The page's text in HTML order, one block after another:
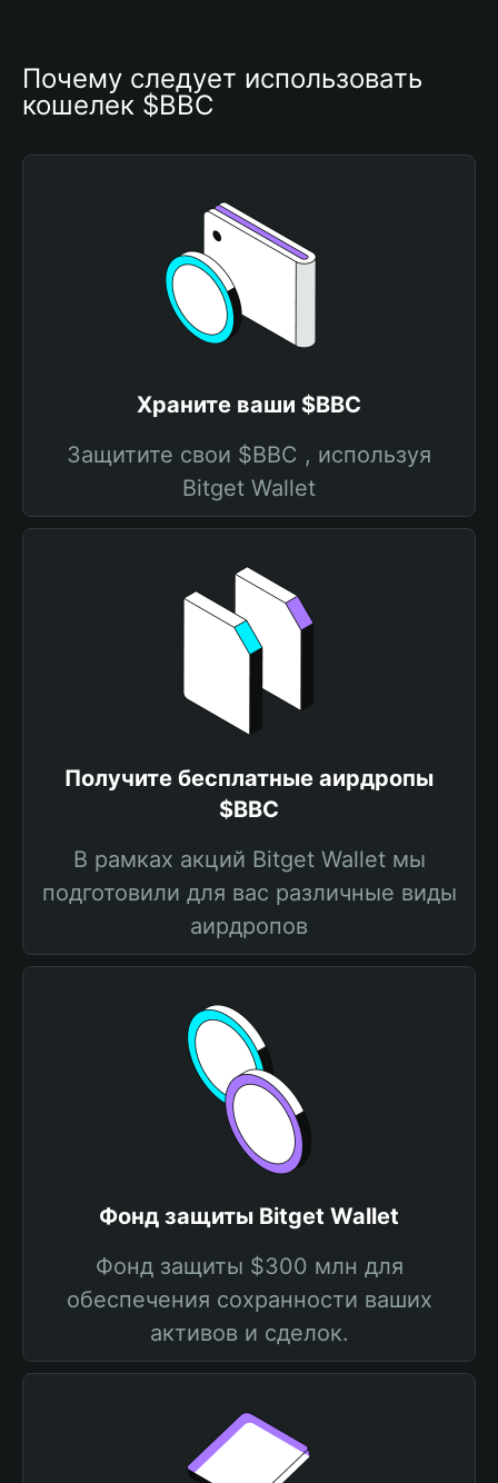
Почему следует использовать
кошелек $BBC
Храните ваши $BBC
Защитите свои $BBC , используя
Bitget Wallet
Получите бесплатные аирдропы
$BBC
В рамках акций Bitget Wallet мы
подготовили для вас различные виды
аирдропов
Фонд защиты Bitget Wallet
Фонд защиты $300 млн для
обеспечения сохранности ваших
активов и сделок.